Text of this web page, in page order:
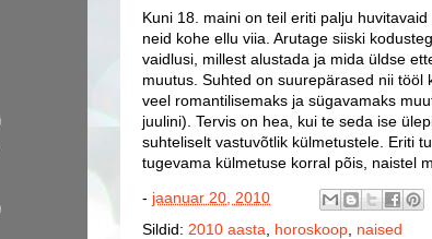
Kuni 18. maini on teil eriti palju
neid kohe ellu viia. Arutage siiski
vaidlusi, millest alustada ja mida üldse
muutus. Suhted on suurepärased nii tööl
veel romantilisemaks ja sügavamaks
juulini). Tervis on hea, kui te seda ise
suhteliselt vastuvõtlik külmetustele. Eriti
tugevama külmetuse korral põis, naistel
- jaanuar 20, 2010
Sildid: 2010 aasta horoskoop naised